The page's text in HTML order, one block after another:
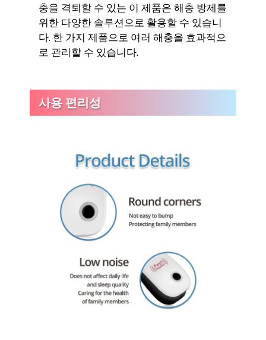
충을 격퇴할 수 있는 이 제품은 해충 방제를
위한 다양한 솔루션으로 활용할 수 있습니
다. 한 가지 제품으로 여러 해충을 효과적으
로 관리할 수 있습니다.
사용 편리성